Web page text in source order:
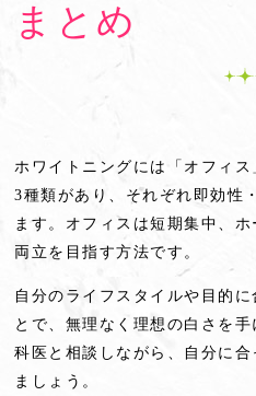
まとめ
ホワイトニングには「オフィ
3種類があり、それぞれ即効性
ます。オフィスは短期集中、
両立を目指す方法です。
自分のライフスタイルや目的
とで、無理なく理想の白さを
科医と相談しながら、自分に
ましょう。